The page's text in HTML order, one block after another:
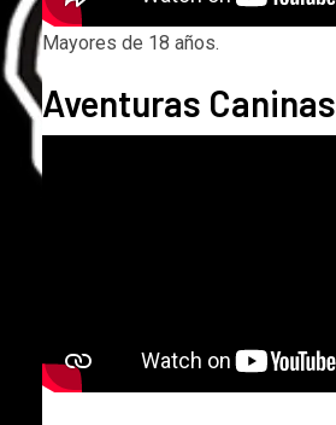
Mayores de 18 años.
Aventuras Caninas